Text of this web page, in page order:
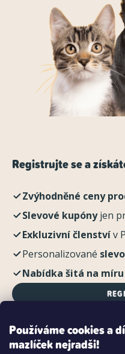
Používáme cookies a
mazlíček nejradši!
Registrujte se a
Zvýhodněné ceny
Slevové kupónyjen
Exkluzivní členstvív
Personalizované
Nabídka šitá na míru